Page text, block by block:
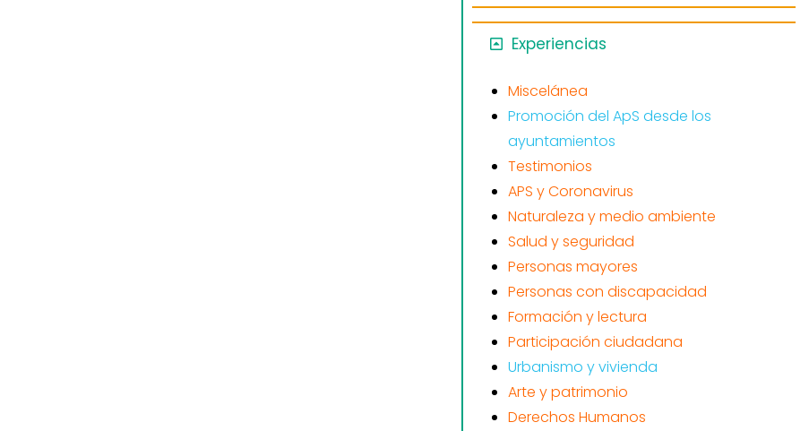
Experiencias
Miscelánea
Promoción del ApS desde los
ayuntamientos
Testimonios
APS y Coronavirus
Naturaleza y medio ambiente
Salud y seguridad
Personas mayores
Personas con discapacidad
Formación y lectura
Participación ciudadana
Urbanismo y vivienda
Arte y patrimonio
Derechos Humanos